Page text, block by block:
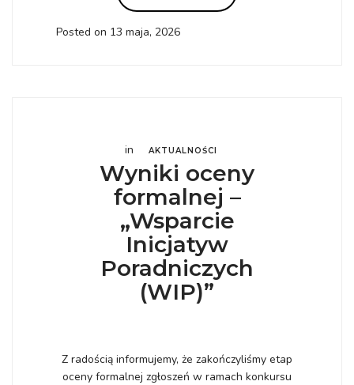
Posted on 13 maja, 2026
in AKTUALNOŚCI
Wyniki oceny
formalnej –
„Wsparcie
Inicjatyw
Poradniczych
(WIP)”
Z radością informujemy, że zakończyliśmy etap
oceny formalnej zgłoszeń w ramach konkursu